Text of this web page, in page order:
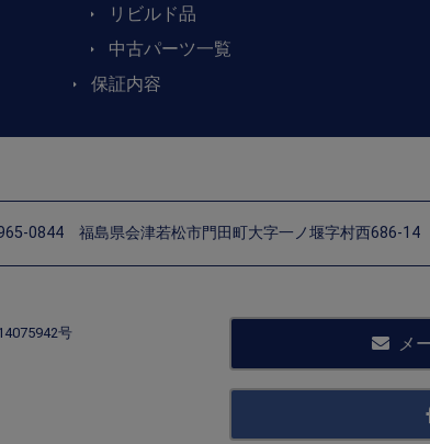
リビルド品
中古パーツ一覧
保証内容
0844 福島県会津若松市門田町大字一ノ堰字村西686-14
号
メ